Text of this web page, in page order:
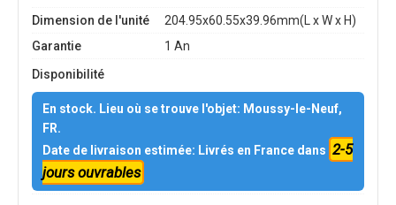
Dimension de l'unité
204.95x60.55x39.96mm(L x W x H)
Garantie
1 An
Disponibilité
En stock. Lieu où se trouve l'objet: Moussy-le-Neuf,
FR.
Date de livraison estimée: Livrés en France dans 2-5
jours ouvrables